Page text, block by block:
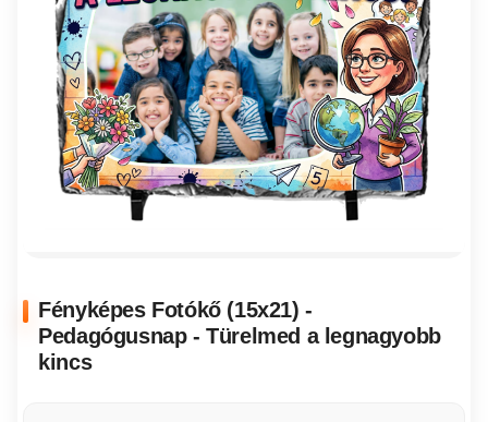
Fényképes Fotókő (15x21) -
Pedagógusnap - Türelmed a legnagyobb
kincs